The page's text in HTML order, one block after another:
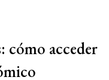
cómo acceder